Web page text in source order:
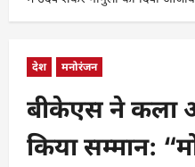
देश मनोरंजन
बीकेएस ने कला
किया सम्मान: